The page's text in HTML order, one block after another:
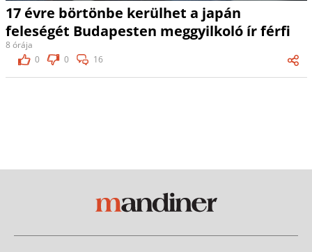
17 évre börtönbe kerülhet a japán
feleségét Budapesten meggyilkoló ír férfi
8 órája
0
0 16